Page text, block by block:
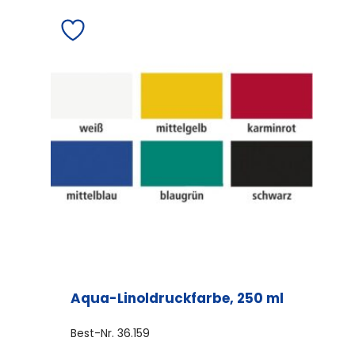
Aqua-Linoldruckfarbe, 250 ml
Best-Nr. 36.159